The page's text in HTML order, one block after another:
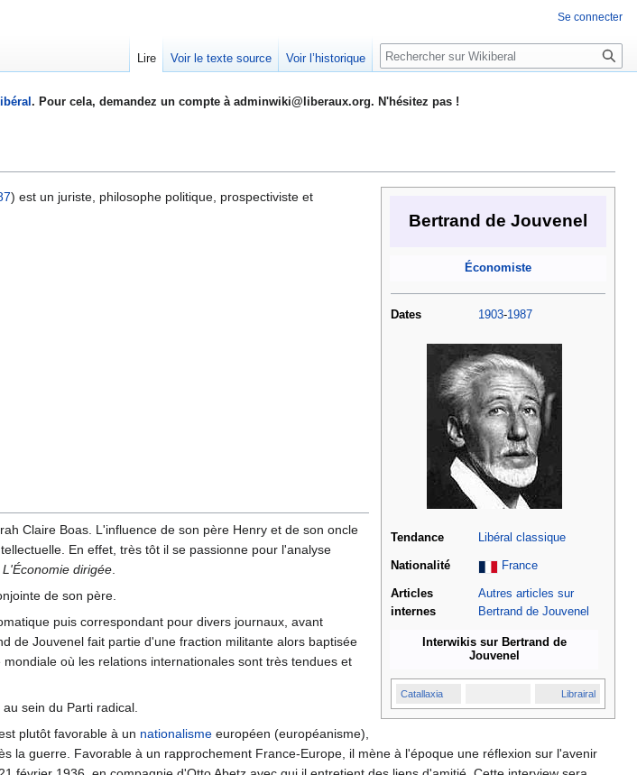
. Pour cela, demandez un compte à adminwiki@liberaux.org. N'hésitez pas !
Bertrand de Jouvenel
Économiste
Dates 1903-1987
Tendance Libéral classique
Nationalité France
Articles
internes
Autres articles sur
Bertrand de Jouvenel
Interwikis sur Bertrand de
Jouvenel
Catallaxia Librairal
) est un juriste, philosophe politique, prospectiviste et
Claire Boas. L'influence de son père Henry et de son oncle
En effet, très tôt il se passionne pour l'analyse
L'Économie dirigée.
de son père.
puis correspondant pour divers journaux, avant
de Jouvenel fait partie d'une fraction militante alors baptisée
où les relations internationales sont très tendues et
sein du Parti radical.
plutôt favorable à un nationalisme européen (européanisme),
la guerre. Favorable à un rapprochement France-Europe, il mène à l'époque une réflexion sur l'avenir
Se connecter
Lire Voir le texte source Voir l’historique Rechercher